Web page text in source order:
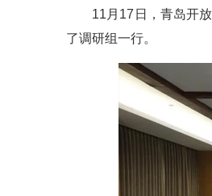
11月17日，青岛开
了调研组一行。